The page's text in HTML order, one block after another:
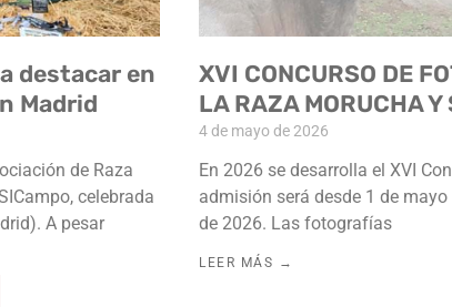
destacar en
Madrid
de Raza
celebrada
A pesar
XVI CONCURSO DE
LA RAZA MORUCHA Y
4 de mayo de 2026
En 2026 se desarrolla el XVI
admisión será desde 1 de
de 2026. Las fotografías
LEER MÁS →